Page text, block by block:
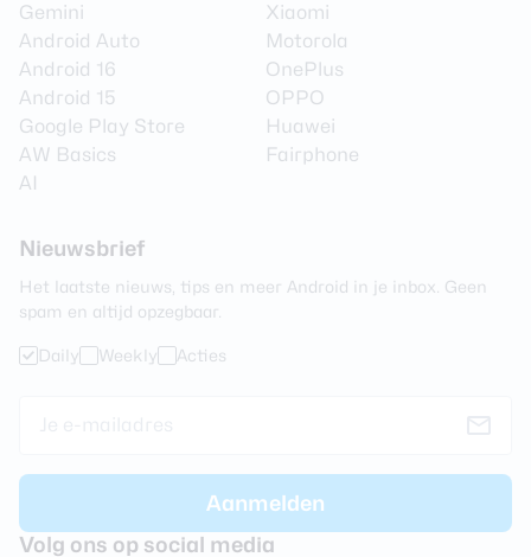
Gemini
Android Auto
Android 16
Android 15
Google Play Store
AW Basics
AI
Xiaomi
Motorola
OnePlus
OPPO
Huawei
Fairphone
Nieuwsbrief
Het laatste nieuws, tips en meer Android in je inbox. Geen
spam en altijd opzegbaar.
Daily Weekly Acties
Volg ons op social media